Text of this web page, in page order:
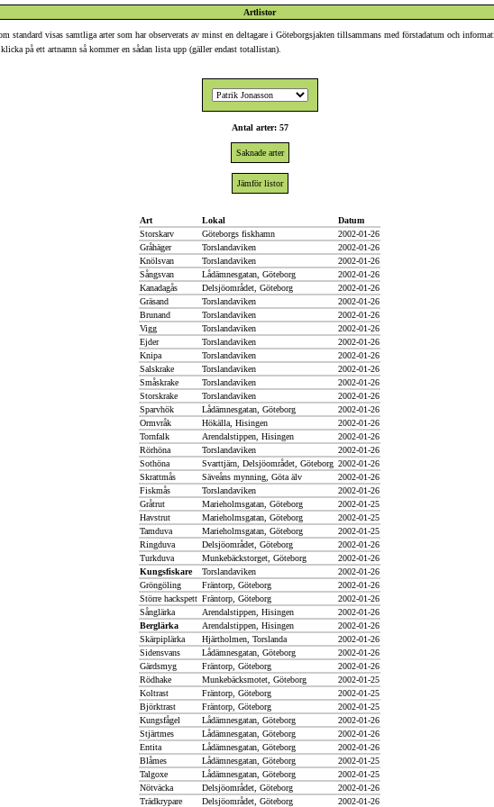
Artlistor
visas samtliga arter som har observerats av minst en deltagare i Göteborgsjakten tillsammans med förstadatum och
på ett artnamn så kommer en sådan lista upp (gäller endast totallistan).
Antal arter: 57
Saknade arter
Jämför listor
Art Lokal
Datum
Storskarv
Göteborgs fiskhamn
2002-01-26
Gråhäger
Torslandaviken
2002-01-26
Knölsvan
Torslandaviken
2002-01-26
Sångsvan
Lådämnesgatan, Göteborg
2002-01-26
Kanadagås
Delsjöområdet, Göteborg
2002-01-26
Gräsand
Torslandaviken
2002-01-26
Brunand
Torslandaviken
2002-01-26
Vigg
Torslandaviken
2002-01-26
Ejder
Torslandaviken
2002-01-26
Knipa
Torslandaviken
2002-01-26
Salskrake
Torslandaviken
2002-01-26
Småskrake
Torslandaviken
2002-01-26
Storskrake
Torslandaviken
2002-01-26
Sparvhök
Lådämnesgatan, Göteborg
2002-01-26
Ormvråk
Hökälla, Hisingen
2002-01-26
Tornfalk
Arendalstippen, Hisingen
2002-01-26
Rörhöna
Torslandaviken
2002-01-26
Sothöna
Svarttjärn, Delsjöområdet, Göteborg 2002-01-26
Skrattmås
Säveåns mynning, Göta älv
2002-01-26
Fiskmås
Torslandaviken
2002-01-26
Gråtrut
Marieholmsgatan, Göteborg
2002-01-25
Havstrut
Marieholmsgatan, Göteborg
2002-01-25
Tamduva
Marieholmsgatan, Göteborg
2002-01-25
Ringduva
Delsjöområdet, Göteborg
2002-01-26
Turkduva
Munkebäckstorget, Göteborg
2002-01-26
Kungsfiskare
Torslandaviken
2002-01-26
Gröngöling
Fräntorp, Göteborg
2002-01-26
Större hackspett Fräntorp, Göteborg
2002-01-26
Sånglärka
Arendalstippen, Hisingen
2002-01-26
Berglärka
Arendalstippen, Hisingen
2002-01-26
Skärpiplärka
Hjärtholmen, Torslanda
2002-01-26
Sidensvans
Lådämnesgatan, Göteborg
2002-01-26
Gärdsmyg
Fräntorp, Göteborg
2002-01-26
Rödhake
Munkebäcksmotet, Göteborg
2002-01-25
Koltrast
Fräntorp, Göteborg
2002-01-25
Björktrast
Fräntorp, Göteborg
2002-01-25
Kungsfågel
Lådämnesgatan, Göteborg
2002-01-26
Stjärtmes
Lådämnesgatan, Göteborg
2002-01-26
Entita
Lådämnesgatan, Göteborg
2002-01-26
Blåmes
Lådämnesgatan, Göteborg
2002-01-25
Talgoxe
Lådämnesgatan, Göteborg
2002-01-25
Nötväcka
Delsjöområdet, Göteborg
2002-01-26
Trädkrypare
Delsjöområdet, Göteborg 2002-01-26